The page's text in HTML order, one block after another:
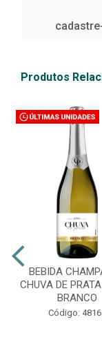
Produtos
BEBIDA
CHUVA DE
BRANCO
Código: